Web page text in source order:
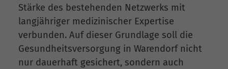
Stärke des bestehenden Netzwerks mit
langjähriger medizinischer Expertise
verbunden. Auf dieser Grundlage soll die
Gesundheitsversorgung in Warendorf nicht
nur dauerhaft gesichert, sondern auch